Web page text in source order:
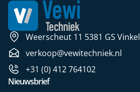
Weerscheut 11 5381 GS Vinkel
verkoop@vewitechniek.nl
+31 (0) 412 764102
Nieuwsbrief